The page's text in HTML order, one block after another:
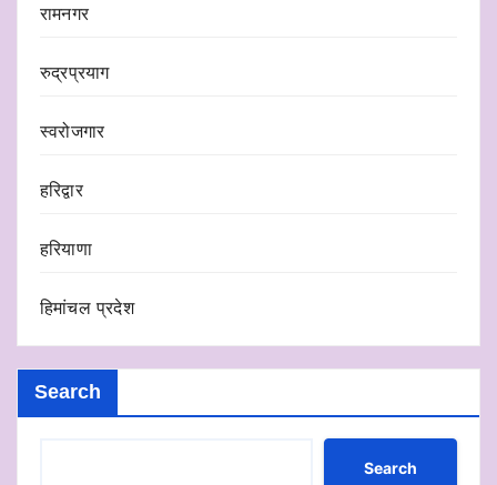
रामनगर
रुद्रप्रयाग
स्वरोजगार
हरिद्वार
हरियाणा
हिमांचल प्रदेश
Search
Search